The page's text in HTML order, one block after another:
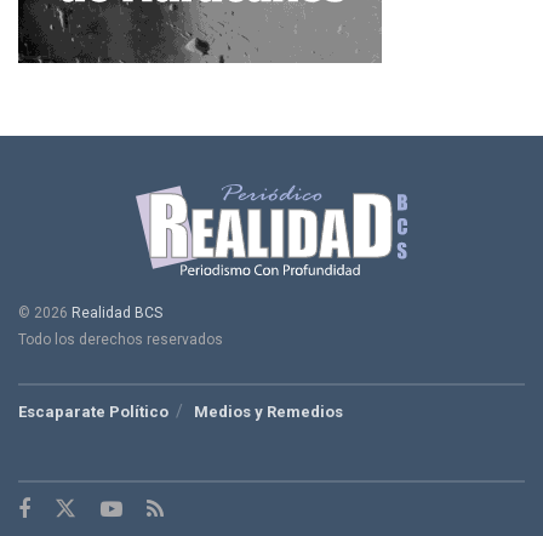
© 2026 Realidad BCS
Todo los derechos reservados
Escaparate Político Medios y Remedios